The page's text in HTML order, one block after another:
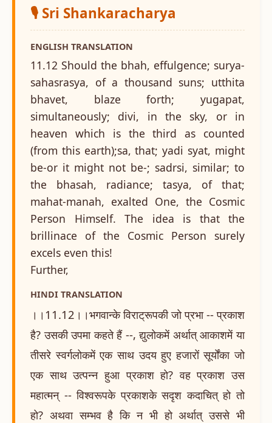
🎙️ Sri Shankaracharya
ENGLISH TRANSLATION
11.12 Should the bhah, effulgence; surya-
sahasrasya, of a thousand suns; utthita
bhavet, blaze forth; yugapat,
simultaneously; divi, in the sky, or in
heaven which is the third as counted
(from this earth);sa, that; yadi syat, might
be-or it might not be-; sadrsi, similar; to
the bhasah, radiance; tasya, of that;
mahat-manah, exalted One, the Cosmic
Person Himself. The idea is that the
brillinace of the Cosmic Person surely
excels even this!
Further,
HINDI TRANSLATION
।।11.12।।भगवान्के विराट्रूपकी जो प्रभा -- प्रकाश
है? उसकी उपमा कहते हैं --, द्युलोकमें अर्थात् आकाशमें या
तीसरे स्वर्गलोकमें एक साथ उदय हुए हजारों सूर्योंका जो
एक साथ उत्पन्न हुआ प्रकाश हो? वह प्रकाश उस
महात्मन् -- विश्वरूपके प्रकाशके सदृश कदाचित् हो तो
हो? अथवा सम्भव है कि न भी हो अर्थात् उससे भी